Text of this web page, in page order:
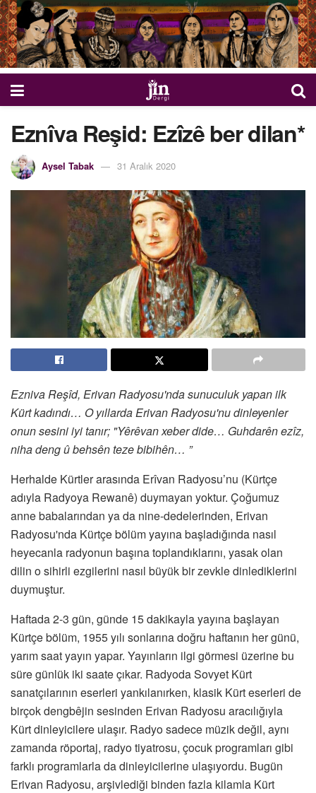
Eznîva Reşid: Ezîzê ber dilan*
Aysel Tabak 31 Aralık 2020
Ezniva Reşîd, Erivan Radyosu'nda sunuculuk yapan ilk
Kürt kadındı… O yıllarda Erivan Radyosu'nu dinleyenler
onun sesini iyi tanır; "Yêrêvan xeber dide… Guhdarên ezîz,
niha deng û behsên teze bibihên… ”
Herhalde Kürtler arasında Erîvan Radyosu’nu (Kürtçe
adıyla Radyoya Rewanê) duymayan yoktur. Çoğumuz
anne babalarından ya da nine-dedelerinden, Erivan
Radyosu'nda Kürtçe bölüm yayına başladığında nasıl
heyecanla radyonun başına toplandıklarını, yasak olan
dilin o sihirli ezgilerini nasıl büyük bir zevkle dinlediklerini
duymuştur.
Haftada 2-3 gün, günde 15 dakikayla yayına başlayan
Kürtçe bölüm, 1955 yılı sonlarına doğru haftanın her günü,
yarım saat yayın yapar. Yayınların ilgi görmesi üzerine bu
süre günlük iki saate çıkar. Radyoda Sovyet Kürt
sanatçılarının eserleri yankılanırken, klasik Kürt eserleri de
birçok dengbêjin sesinden Erivan Radyosu aracılığıyla
Kürt dinleyicilere ulaşır. Radyo sadece müzik değil, aynı
zamanda röportaj, radyo tiyatrosu, çocuk programları gibi
farklı programlarla da dinleyicilerine ulaşıyordu. Bugün
Erivan Radyosu, arşivlediği binden fazla kilamla Kürt